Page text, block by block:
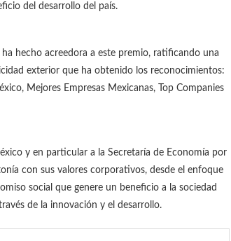
del desarrollo del país.
hecho acreedora a este premio, ratificando una
exterior que ha obtenido los reconocimientos:
Mejores Empresas Mexicanas, Top Companies
y en particular a la Secretaría de Economía por
con sus valores corporativos, desde el enfoque
social que genere un beneficio a la sociedad
de la innovación y el desarrollo.